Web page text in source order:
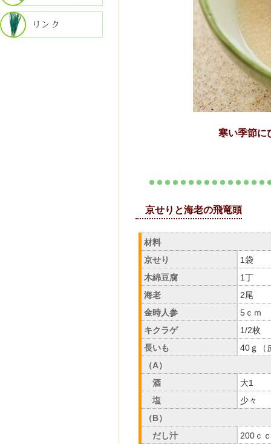
寒い季節に
京せりと海老の飛竜頭
材料
京せり
1袋
木綿豆腐
1丁
海老
2尾
金時人参
5ｃｍ
キクラゲ
1/2枚
長いも
40ｇ（
（A）
酒
大1
塩
少々
（B）
だし汁
200ｃｃ